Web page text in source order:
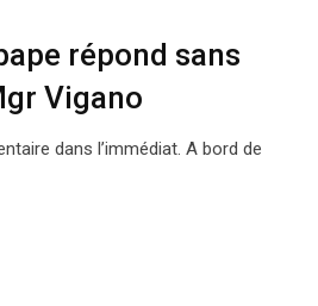
répond sans
Vigano
dans l’immédiat. A bord de